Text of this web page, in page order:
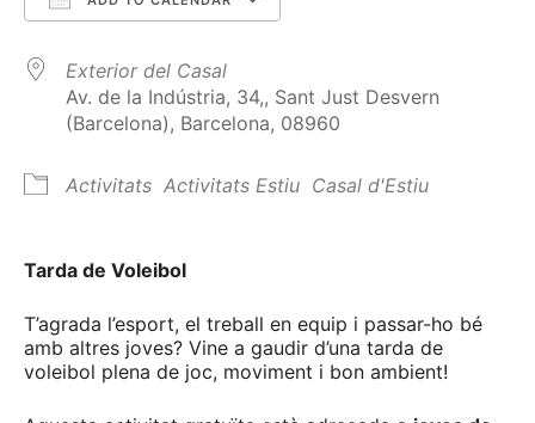
Exterior del Casal
Av. de la Indústria, 34,, Sant Just Desvern
(Barcelona), Barcelona, 08960
Activitats Activitats Estiu Casal d'Estiu
Tarda de Voleibol
T’agrada l’esport, el treball en equip i passar-ho bé
amb altres joves? Vine a gaudir d’una tarda de
voleibol plena de joc, moviment i bon ambient!